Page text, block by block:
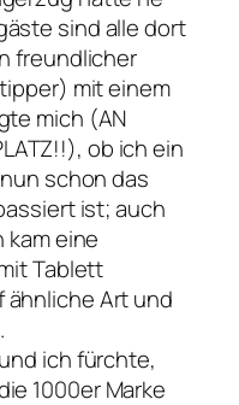
sind alle dort
freundlicher
mit einem
mich (AN
ob ich ein
schon das
ist; auch
kam eine
Tablett
Art und
ich fürchte,
1000er Marke